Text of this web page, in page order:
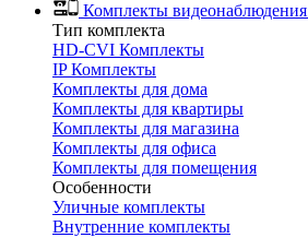
Комплекты видеонаблюдения
Тип комплекта
HD-CVI Комплекты
IP Комплекты
Комплекты для дома
Комплекты для квартиры
Комплекты для магазина
Комплекты для офиса
Комплекты для помещения
Особенности
Уличные комплекты
Внутренние комплекты